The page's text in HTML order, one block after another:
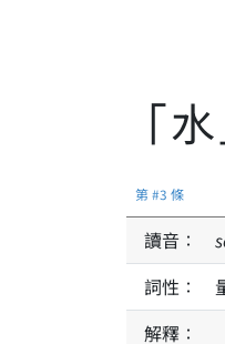
「水
第 #3 條
讀音：
詞性：
解釋：